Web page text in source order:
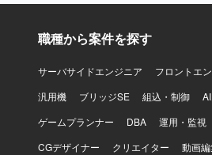
職種から案件を探す
サーバサイドエンジニア フロントエ
汎用機
ブリッジSE 組込・制御
ゲームプランナー
DBA 運用・監視
CGデザイナー
クリエイター 動画